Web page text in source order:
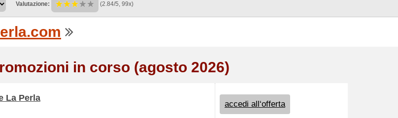
Valutazione: (2.84/5, 99x)
in corso (agosto 2026)
La Perla
accedi all‘offerta